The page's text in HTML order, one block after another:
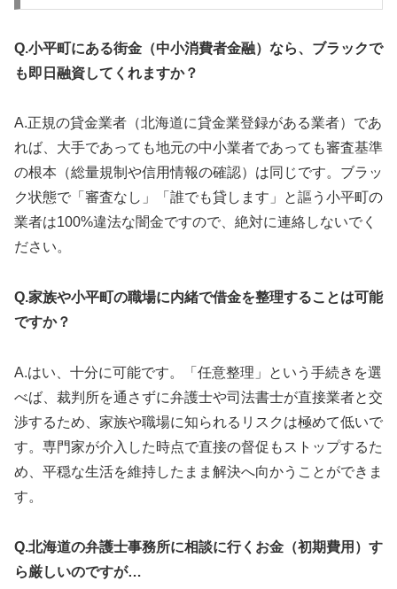
Q.小平町にある街金（中小消費者金融）なら、ブラックで
も即日融資してくれますか？
A.正規の貸金業者（北海道に貸金業登録がある業者）であ
れば、大手であっても地元の中小業者であっても審査基準
の根本（総量規制や信用情報の確認）は同じです。ブラッ
ク状態で「審査なし」「誰でも貸します」と謳う小平町の
業者は100%違法な闇金ですので、絶対に連絡しないでく
ださい。
Q.家族や小平町の職場に内緒で借金を整理することは可能
ですか？
A.はい、十分に可能です。「任意整理」という手続きを選
べば、裁判所を通さずに弁護士や司法書士が直接業者と交
渉するため、家族や職場に知られるリスクは極めて低いで
す。専門家が介入した時点で直接の督促もストップするた
め、平穏な生活を維持したまま解決へ向かうことができま
す。
Q.北海道の弁護士事務所に相談に行くお金（初期費用）す
ら厳しいのですが…